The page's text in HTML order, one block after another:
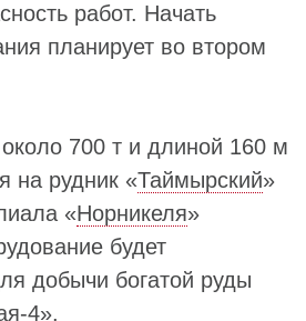
работ. Начать
планирует во втором
700 т и длиной 160 м
на рудник «Таймырский»
«Норникеля»
будет
добычи богатой руды
4».